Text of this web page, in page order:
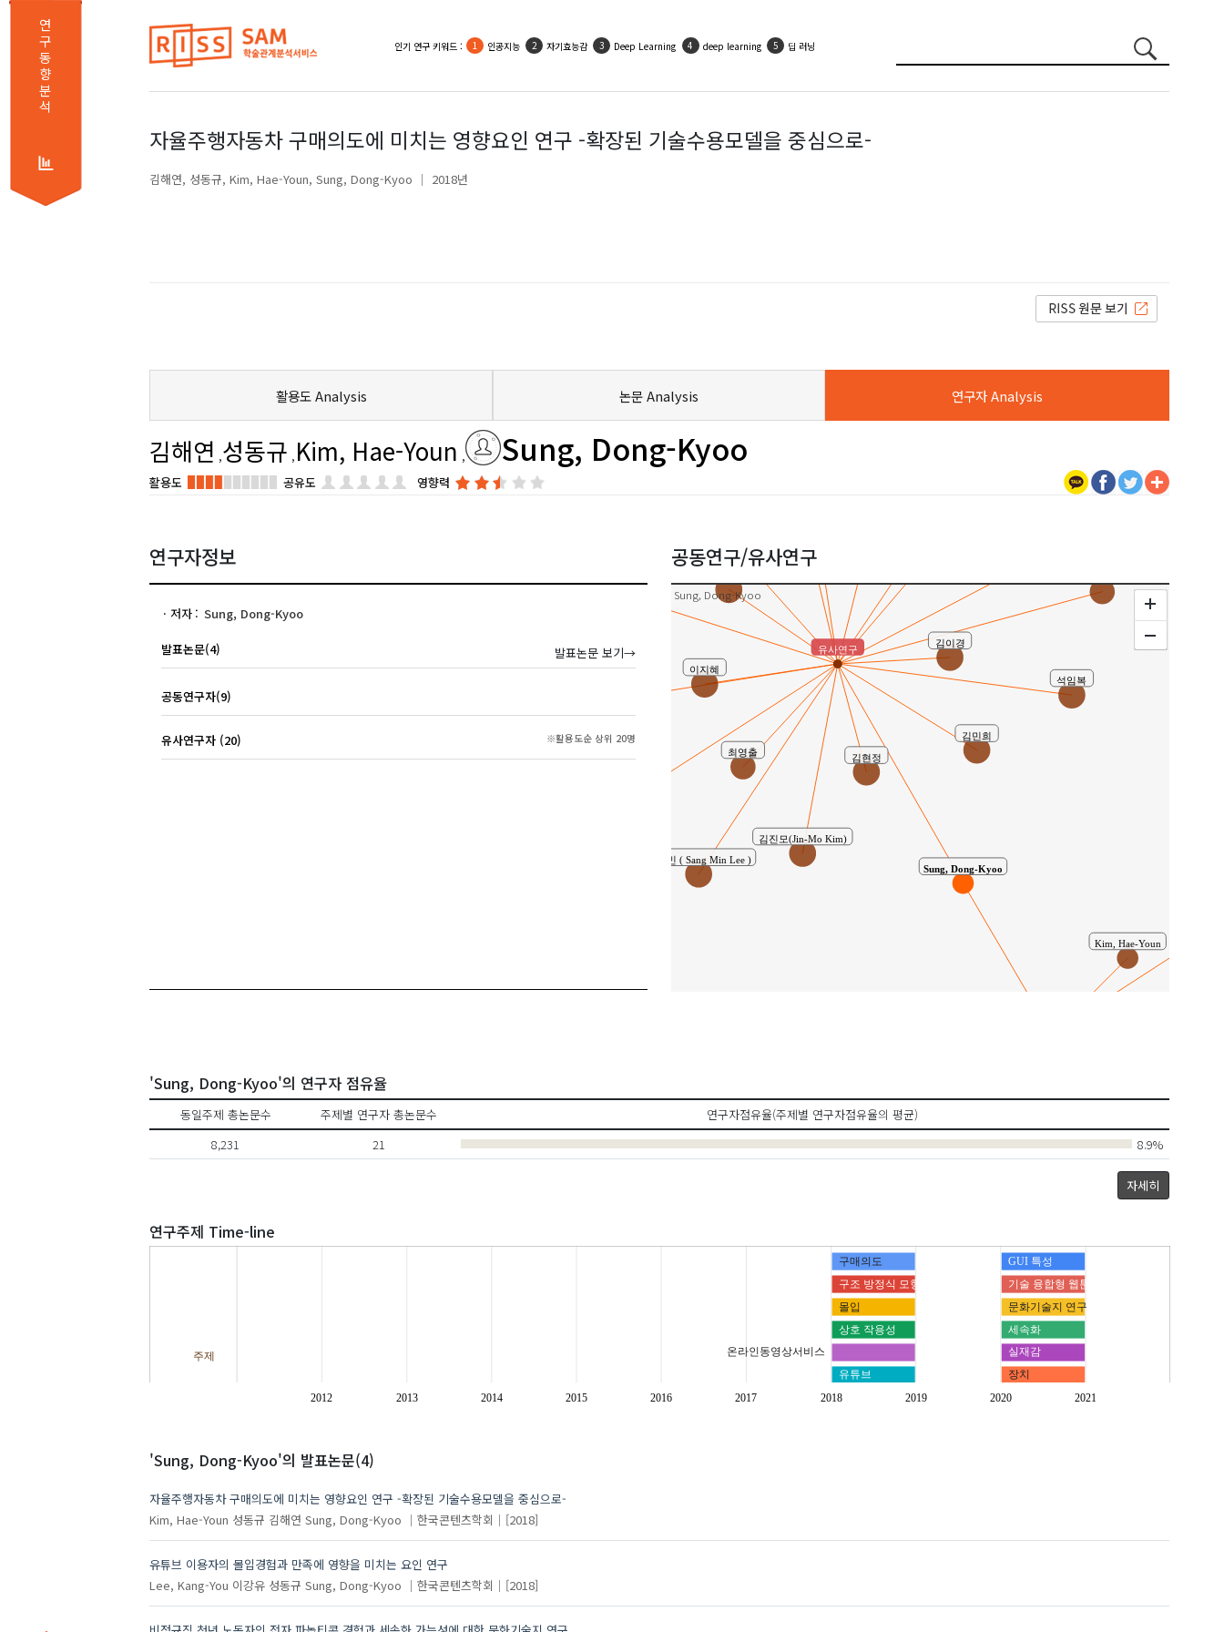
연
구
동
향
분
석
인기 연구 키워드 : 인공지능 자기효능감 Deep Learning deep learning 딥 러닝
자율주행자동차 구매의도에 미치는 영향요인 연구 -확장된 기술수용모델을 중심으로-
김해연 성동규 Kim, Hae-Youn Sung, Dong-Kyoo 2018년
활용도 Analysis 논문 Analysis 연구자 Analysis
김해연 성동규 Kim, Hae-Youn Sung, Dong-Kyoo
활용도 공유도 영향력
연구자정보
저자 Sung, Dong-Kyoo
발표논문(4) 발표논문 보기→
공동연구자(9)
유사연구자 (20) ※활용도순 상위 20명
공동연구/유사연구
Sung, Dong-Kyoo
Jang, Sung-Won
Kim, Hae-Youn
김해연
김민희
김이경
김진모(Jin-Mo Kim)
김현정
김현진
석임복
이상민 ( Sang Min Lee )
이지혜
최영출
Sung, Dong-Kyoo
유사연구
'Sung, Dong-Kyoo'의 연구자 점유율
동일주제 총논문수 주제별 연구자 총논문수
연구자점유율(주제별 연구자점유율의 평균)
8,231
21 8.9%
자세히
연구주제 Time-line
2012 2013 2014 2015 2016 2017 2018 2019 2020 2021
주제
GUI 특성
구매의도
구조 방정식 모형
기술 융합형 웹툰
몰입
문화기술지 연구
상호 작용성
세속화
실재감
온라인동영상서비스
유튜브
자율주행 자동차
장치
전자 파놉티콘
'Sung, Dong-Kyoo'의 발표논문(4)
자율주행자동차 구매의도에 미치는 영향요인 연구 -확장된 기술수용모델을 중심으로-
Kim, Hae-Youn 성동규 김해연 Sung, Dong-Kyoo 한국콘텐츠학회 [2018]
유튜브 이용자의 몰입경험과 만족에 영향을 미치는 요인 연구
Lee, Kang-You 이강유 성동규 Sung, Dong-Kyoo 한국콘텐츠학회 [2018]